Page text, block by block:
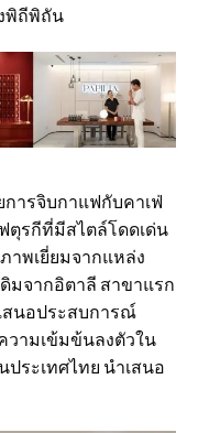
พิถีพิถัน
การจิบกาแฟกับคาเฟ่
ตุรกีที่มีสไตล์โดดเด่น
าพเยี่ยมจากแหล่ง
ดิมจากอิตาลี สาขาแรก
สนอประสบการณ์
ามเข้มข้นลงตัวใน
ระเทศไทย นำเสนอ